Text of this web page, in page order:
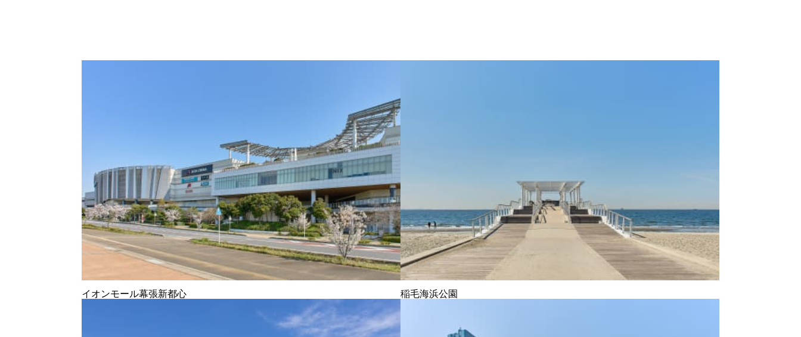
イオンモール幕張新都心 稲毛海浜公園